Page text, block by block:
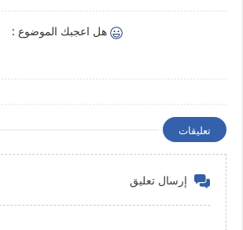
هل اعجبك الموضوع :
تعليقات
إرسال تعليق